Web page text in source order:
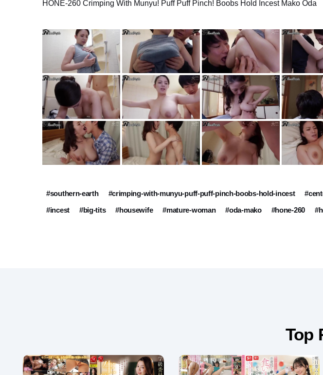
HONE-260 Crimping With Munyu! Puff Puff Pinch! Boobs Hold Incest Mako Oda
#southern-earth #crimping-with-munyu-puff-puff-pinch-boobs-hold-incest
#incest
#big-tits #housewife #mature-woman #oda-mako #hone-260
Top